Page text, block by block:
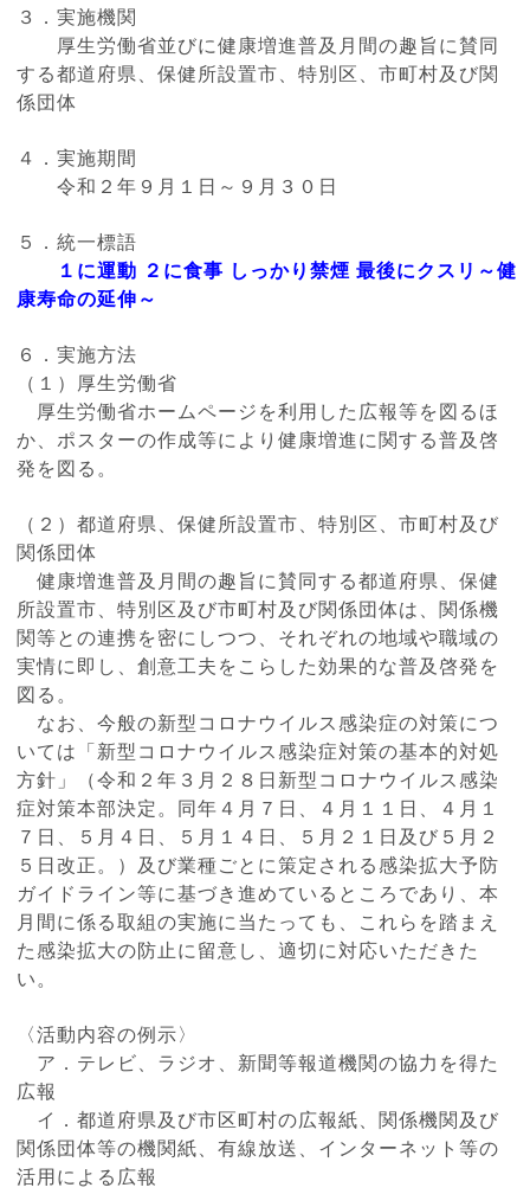
３．実施機関
厚生労働省並びに健康増進普及月間の趣旨に賛同
する都道府県、保健所設置市、特別区、市町村及び関
係団体
４．実施期間
令和２年９月１日～９月３０日
５．統一標語
１に運動 ２に食事 しっかり禁煙 最後にクスリ～健
康寿命の延伸～
６．実施方法
（１）厚生労働省
厚生労働省ホームページを利用した広報等を図るほ
か、ポスターの作成等により健康増進に関する普及啓
発を図る。
（２）都道府県、保健所設置市、特別区、市町村及び
関係団体
健康増進普及月間の趣旨に賛同する都道府県、保健
所設置市、特別区及び市町村及び関係団体は、関係機
関等との連携を密にしつつ、それぞれの地域や職域の
実情に即し、創意工夫をこらした効果的な普及啓発を
図る。
なお、今般の新型コロナウイルス感染症の対策につ
いては「新型コロナウイルス感染症対策の基本的対処
方針」（令和２年３月２８日新型コロナウイルス感染
症対策本部決定。同年４月７日、４月１１日、４月１
７日、５月４日、５月１４日、５月２１日及び５月２
５日改正。）及び業種ごとに策定される感染拡大予防
ガイドライン等に基づき進めているところであり、本
月間に係る取組の実施に当たっても、これらを踏まえ
た感染拡大の防止に留意し、適切に対応いただきた
い。
〈活動内容の例示〉
ア．テレビ、ラジオ、新聞等報道機関の協力を得た
広報
イ．都道府県及び市区町村の広報紙、関係機関及び
関係団体等の機関紙、有線放送、インターネット等の
活用による広報